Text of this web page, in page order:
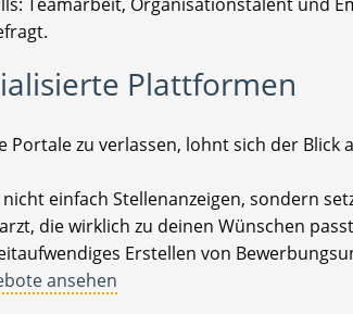
Plattformen
Portale zu verlassen, lohnt sich der Blick
einfach Stellenanzeigen, sondern
die wirklich zu deinen Wünschen
Erstellen von
ansehen